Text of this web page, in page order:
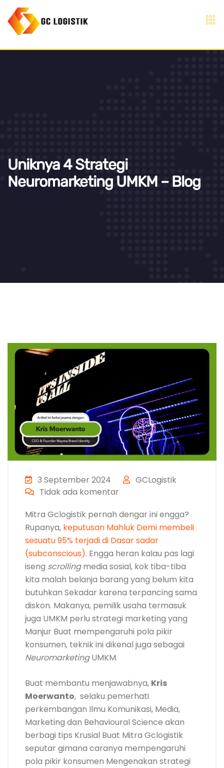
Uniknya 4 Strategi
Neuromarketing UMKM – Blog
3 September 2024
GCLogistik
Tidak ada komentar
Mitra Gclogistik pernah dengar ini engga?
Rupanya, keputusan Mahluk Demi membeli
sesuatu 95% terjadi di Dasar sadar
(subconscious). Engga heran kalau pas lagi
iseng scrollingmedia sosial, kok tiba-tiba
kita malah belanja barang yang belum kita
butuhkan Sekadar karena terpancing sama
diskon. Makanya, pemilik usaha termasuk
juga UMKM perlu strategi marketing yang
Manjur Buat mempengaruhi pola pikir
konsumen, teknik ini dikenal juga sebagai
NeuromarketingUMKM.
Buat membantu menjawabnya, Kris
Moerwanto, selaku pemerhati
perkembangan Ilmu Komunikasi, Media,
Marketing dan Behavioural Science akan
berbagi tips Krusial Buat Mitra Gclogistik
seputar gimana caranya mempengaruhi
pola pikir konsumen Mengenakan strategi